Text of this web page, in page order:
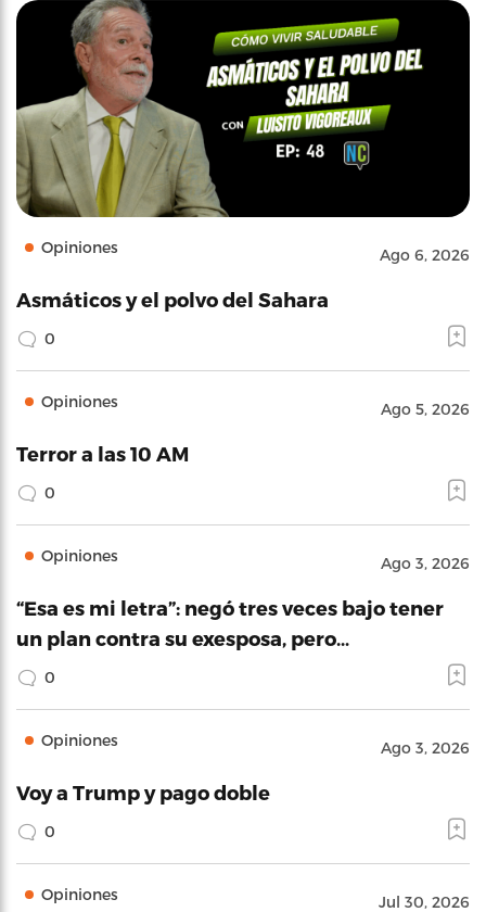
Opiniones Ago 6, 2026
Asmáticos y el polvo del Sahara
0
Opiniones Ago 5, 2026
Terror a las 10 AM
0
Opiniones Ago 3, 2026
“Esa es mi letra”: negó tres veces bajo tener
un plan contra su exesposa, pero…
0
Opiniones Ago 3, 2026
Voy a Trump y pago doble
0
Opiniones Jul 30, 2026